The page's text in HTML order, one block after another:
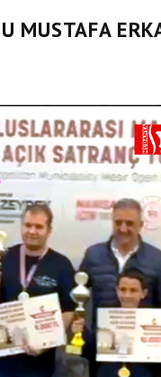
MUSTAFA